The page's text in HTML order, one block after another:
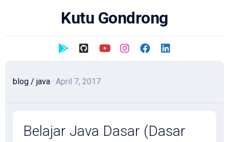
Kutu Gondrong
blog / java · April 7, 2017
Belajar Java Dasar (Dasar